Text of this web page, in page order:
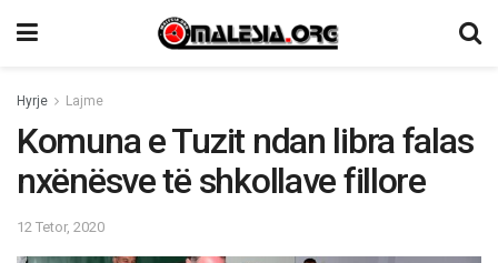
Hyrje Lajme
Komuna e Tuzit ndan libra falas
nxënësve të shkollave fillore
12 Tetor, 2020